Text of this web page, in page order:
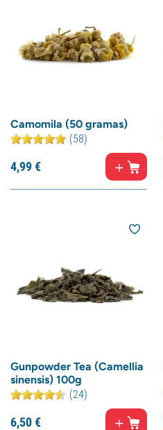
Camomila (50 gramas)
(58)
4,99€
Gunpowder Tea (Camellia
sinensis) 100g
(24)
6,50€